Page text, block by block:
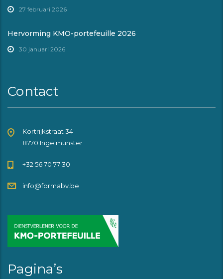
27 februari 2026
Hervorming KMO-portefeuille 2026
30 januari 2026
Contact
Kortrijkstraat 34
8770 Ingelmunster
+32 56 70 77 30
info@formabv.be
Pagina’s